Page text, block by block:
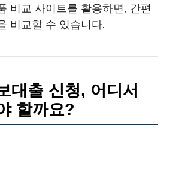
비교 사이트를 활용하면, 간편
비교할 수 있습니다.
대출 신청, 어디서
할까요?